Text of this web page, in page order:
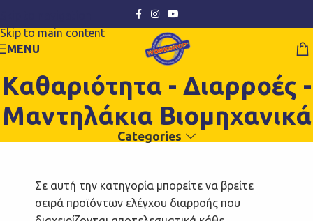
Skip to main content
MENU
Καθαριότητα - Διαρροές -
Μαντηλάκια Βιομηχανικά
Categories
Σε αυτή την κατηγορία μπορείτε να βρείτε
σειρά προϊόντων ελέγχου διαρροής που